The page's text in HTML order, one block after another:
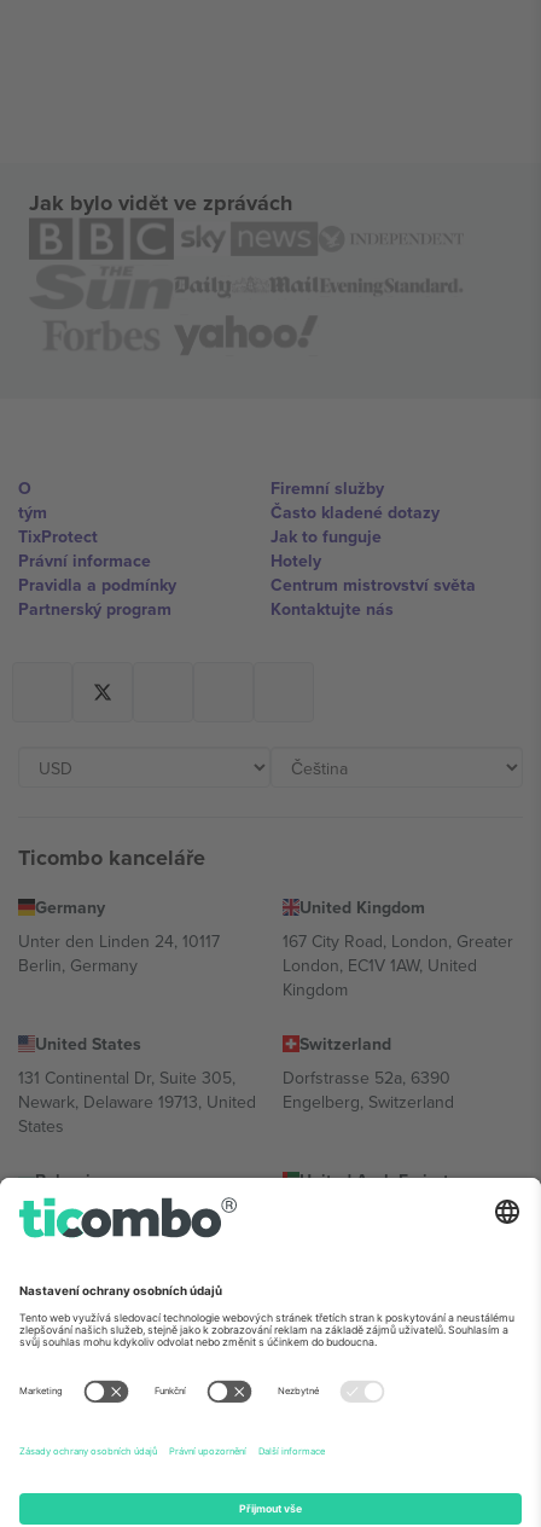
Jak bylo vidět ve zprávách
O
tým
TixProtect
Právní informace
Pravidla a podmínky
Partnerský program
Firemní služby
Často kladené dotazy
Jak to funguje
Hotely
Centrum mistrovství světa
Kontaktujte nás
Ticombo kanceláře
Germany
Unter den Linden 24, 10117
Berlin, Germany
United Kingdom
167 City Road, London, Greater
London, EC1V 1AW, United
Kingdom
United States
131 Continental Dr, Suite 305,
Newark, Delaware 19713, United
States
Switzerland
Dorfstrasse 52a, 6390
Engelberg, Switzerland
Bulgaria
Regus Sofia City West, bul
Totleben 53-55, 1606 Sofia,
United Arab Emirates
UAE Dubai Silicon Oasis, DDP
Mexico
Av Chapultepec 360, Roma
Norte, Cuauhtémoc, 06700
Ciudad de México, CDMX,
lokalitě, události a/nebo doméně. Podrobnosti najdete na konkrétní
stránce události,
Právní informaceaPodmínky.